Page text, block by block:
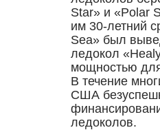
Star» и «Polar
им 30-летний
Sea» был
ледокол
мощностью
В течение
США
ледоколов.